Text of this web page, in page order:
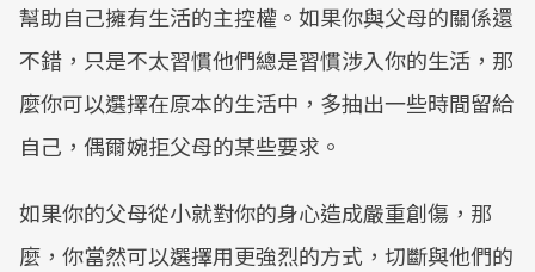
幫助自己擁有生活的主控權。如果你與父母的關係還
不錯，只是不太習慣他們總是習慣涉入你的生活，那
麼你可以選擇在原本的生活中，多抽出一些時間留給
自己，偶爾婉拒父母的某些要求。
如果你的父母從小就對你的身心造成嚴重創傷，那
麼，你當然可以選擇用更強烈的方式，切斷與他們的